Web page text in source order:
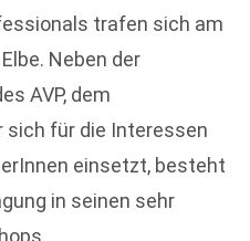
trafen sich am
Neben der
AVP, dem
sich für die Interessen
einsetzt, besteht
in seinen sehr